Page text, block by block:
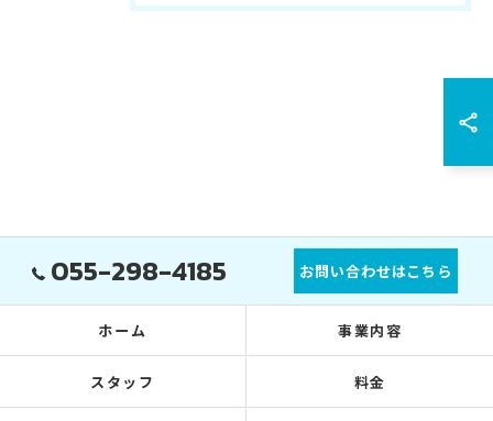
055-298-4185 お問い合わせはこちら
ホーム 事業内容
スタッフ 料金